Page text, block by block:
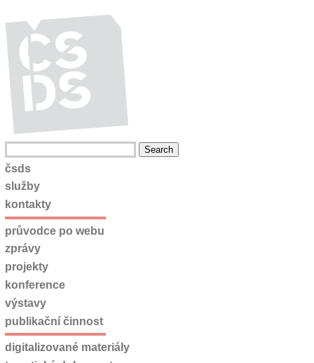
čsds
služby
kontakty
průvodce po webu
zprávy
projekty
konference
výstavy
publikační činnost
digitalizované materiály